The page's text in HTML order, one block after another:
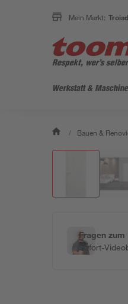
Mein Markt:
Werkstatt &
/ Bauen &
Fragen zum
Sofort-